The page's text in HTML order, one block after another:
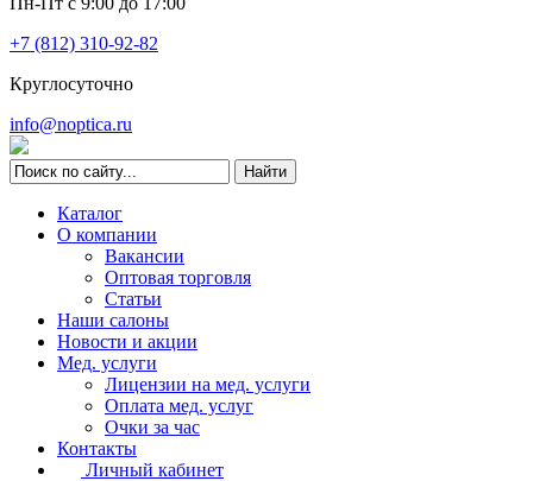
+7 (812) 310-92-82
Круглосуточно
info@noptica.ru
Каталог
О компании
Вакансии
Оптовая торговля
Статьи
Наши салоны
Новости и акции
Мед. услуги
Лицензии на мед. услуги
Оплата мед. услуг
Очки за час
Контакты
Личный кабинет